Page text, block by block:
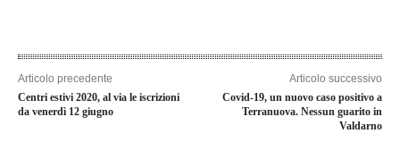
Articolo precedente
Centri estivi 2020, al via le iscrizioni
da venerdì 12 giugno
Articolo successivo
Covid-19, un nuovo caso positivo a
Terranuova. Nessun guarito in
Valdarno